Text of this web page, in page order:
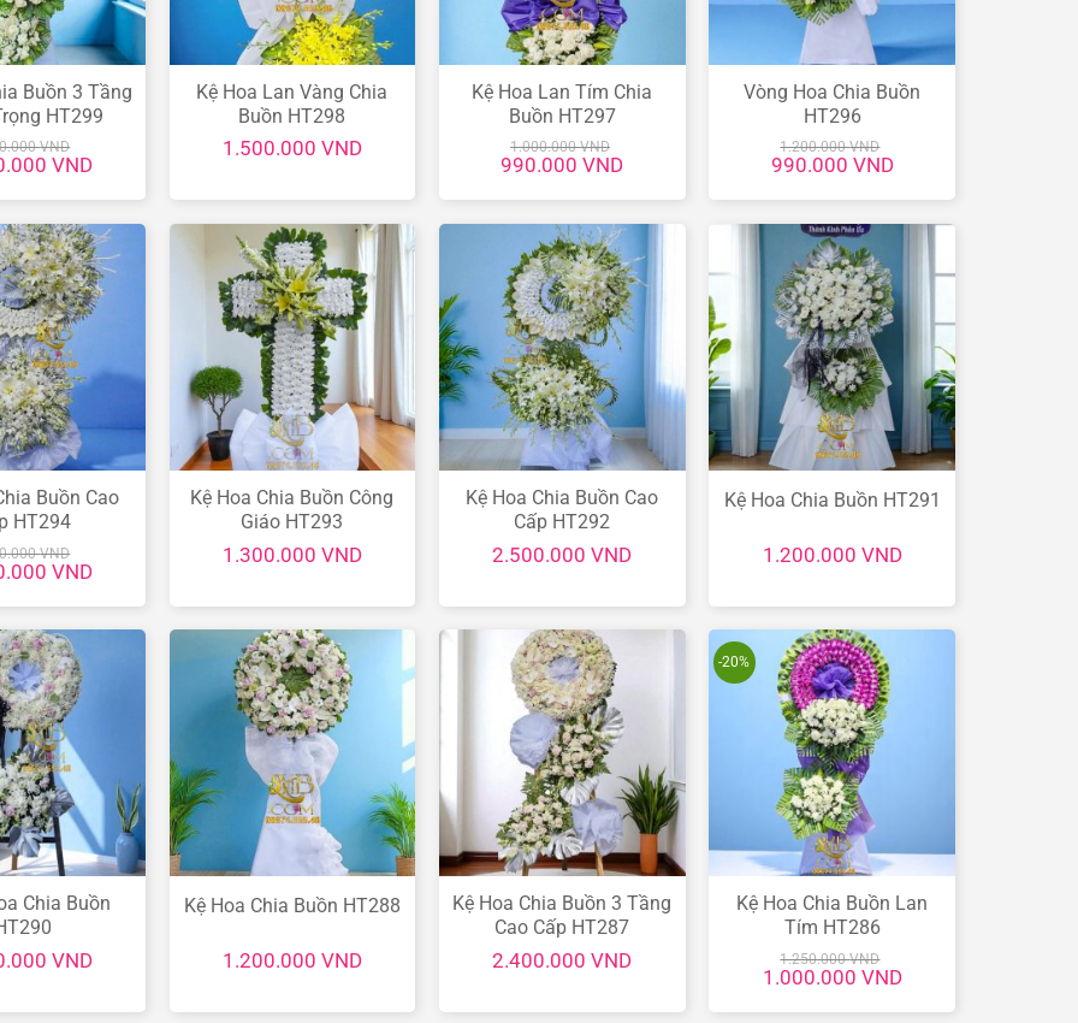
Buồn 3 Tầng
HT299
VND
VNDGiá
tại
1.990.000 VND.
Kệ Hoa Lan Vàng Chia
Buồn HT298
1.500.000 VND
Kệ Hoa Lan Tím Chia
Buồn HT297
1.000.000VND
Giá
gốc
là:
990.000VNDGiá
tại
990.000 VND.
Vòng Hoa Chia Buồn
HT296
1.200.000VND
Giá
gốc
là:
990.000 VNDGiá
tại
990.000 VND.
Buồn Cao
HT294
VND
VNDGiá
tại
3.000.000 VND.
Kệ Hoa Chia Buồn Công
Giáo HT293
1.300.000 VND
Kệ Hoa Chia Buồn Cao
Cấp HT292
2.500.000VND
Kệ Hoa Chia Buồn HT291
1.200.000 VND
Chia Buồn
VND
Kệ Hoa Chia Buồn HT288
1.200.000 VND
Kệ Hoa Chia Buồn 3 Tầng
Cao Cấp HT287
2.400.000VND
-20%
Kệ Hoa Chia Buồn Lan
Tím HT286
1.250.000VND
Giá
gốc
là:
1.000.000 VNDGiá
tại